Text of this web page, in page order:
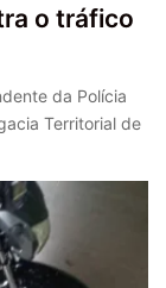
o tráfico
da Polícia
Territorial de